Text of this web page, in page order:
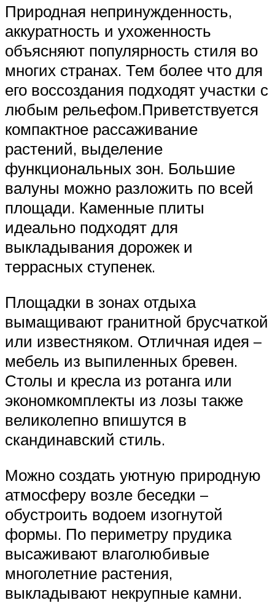
Природная непринужденность,
аккуратность и ухоженность
объясняют популярность стиля во
многих странах. Тем более что для
его воссоздания подходят участки с
любым рельефом.Приветствуется
компактное рассаживание
растений, выделение
функциональных зон. Большие
валуны можно разложить по всей
площади. Каменные плиты
идеально подходят для
выкладывания дорожек и
террасных ступенек.
Площадки в зонах отдыха
вымащивают гранитной брусчаткой
или известняком. Отличная идея –
мебель из выпиленных бревен.
Столы и кресла из ротанга или
экономкомплекты из лозы также
великолепно впишутся в
скандинавский стиль.
Можно создать уютную природную
атмосферу возле беседки –
обустроить водоем изогнутой
формы. По периметру прудика
высаживают влаголюбивые
многолетние растения,
выкладывают некрупные камни.